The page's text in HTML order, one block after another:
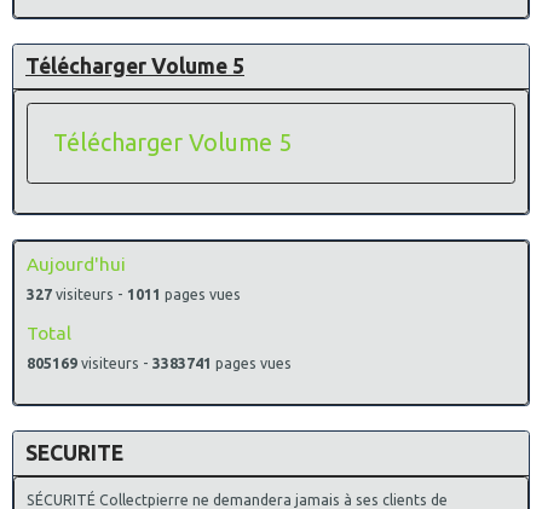
Télécharger Volume 5
Télécharger Volume 5
Aujourd'hui
327 visiteurs - 1011 pages vues
Total
805169 visiteurs - 3383741 pages vues
SECURITE
SÉCURITÉ Collectpierre ne demandera jamais à ses clients de